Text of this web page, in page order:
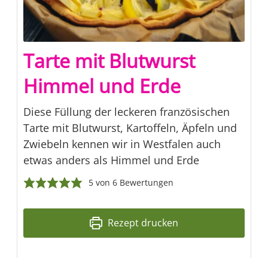
Tarte mit Blutwurst
Himmel und Erde
Diese Füllung der leckeren französischen
Tarte mit Blutwurst, Kartoffeln, Äpfeln und
Zwiebeln kennen wir in Westfalen auch
etwas anders als Himmel und Erde
5von 6Bewertungen
Rezept drucken